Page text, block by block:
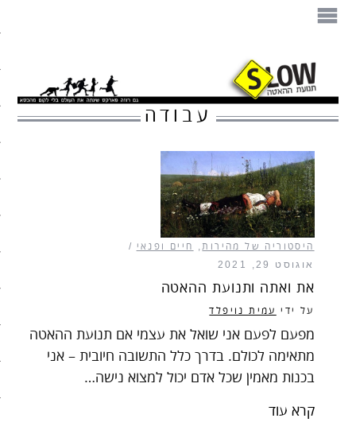
תנועת ההאטה
מזון
משפחה
בריאות
עבודה
היסטוריה של מהירות, חיים ופנאי
אוגוסט 29, 2021
את ואתה ותנועת ההאטה
על ידי עמית נויפלד
מפעם לפעם אני שואל את עצמי אם תנועת ההאטה
מתאימה לכולם. בדרך כלל התשובה חיובית – אני
בכנות מאמין שכל אדם יכול למצוא נישה…
קרא עוד